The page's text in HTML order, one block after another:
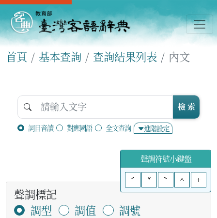
首頁 基本查詢 查詢結果列表 內文
詞目音讀 對應國語 全文查詢 進階設定
檢 索
聲調符號小鍵盤
ˊ
ˇ ˋ ^ +
聲調標記
調型
調值
調號